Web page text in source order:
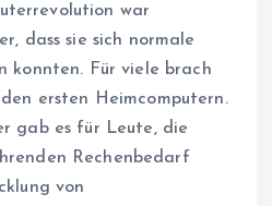
war
dass sie sich normale
konnten. Für viele brach
ersten Heimcomputern.
gab es für Leute, die
Rechenbedarf
von